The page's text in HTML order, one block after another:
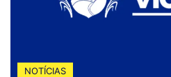
NOTÍCIAS